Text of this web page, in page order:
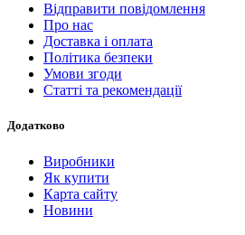
Відправити повідомлення
Про нас
Доставка і оплата
Політика безпеки
Умови згоди
Статті та рекомендації
Додатково
Виробники
Як купити
Карта сайту
Новини